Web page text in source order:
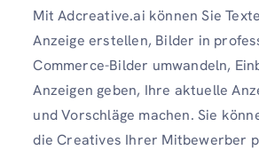
Mit Adcreative.ai können Sie
Anzeige erstellen, Bilder in
Commerce-Bilder umwandeln,
Anzeigen geben, Ihre aktuelle
und Vorschläge machen. Sie
die Creatives Ihrer Mitbewerber